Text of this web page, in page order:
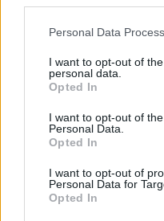
Personal Data
I want to opt-out of
personal data.
Opted In
I want to opt-out of
Personal Data.
Opted In
I want to opt-out of
Personal Data for
Opted In
Obra premiada
A resposta a esta